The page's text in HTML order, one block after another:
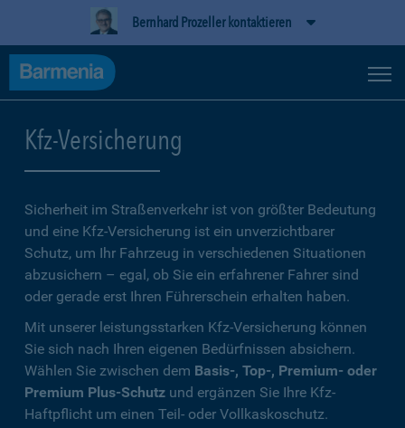
Bernhard Prozeller kontaktieren
Kfz-Versicherung
Sicherheit im Straßenverkehr ist von größter Bedeutung
und eine Kfz-Versicherung ist ein unverzichtbarer
Schutz, um Ihr Fahrzeug in verschiedenen Situationen
abzusichern – egal, ob Sie ein erfahrener Fahrer sind
oder gerade erst Ihren Führerschein erhalten haben.
Mit unserer leistungsstarken Kfz-Versicherung können
Sie sich nach Ihren eigenen Bedürfnissen absichern.
Wählen Sie zwischen dem Basis-, Top-, Premium- oder
Premium Plus-Schutz und ergänzen Sie Ihre Kfz-
Haftpflicht um einen Teil- oder Vollkaskoschutz.